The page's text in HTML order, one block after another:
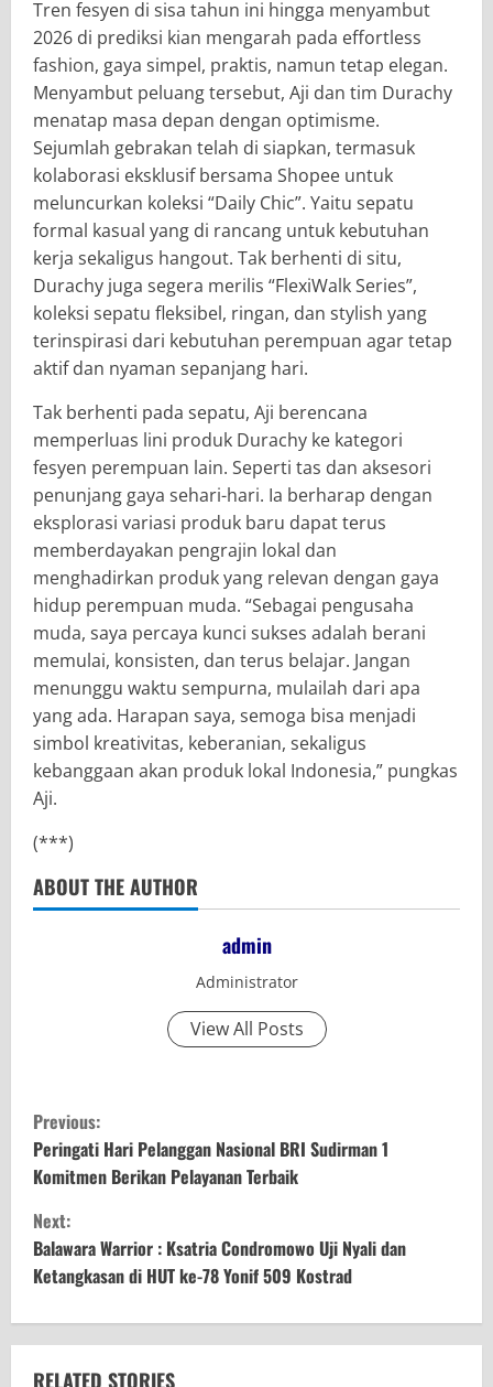
Tren fesyen di sisa tahun ini hingga menyambut
2026 di prediksi kian mengarah pada effortless
fashion, gaya simpel, praktis, namun tetap elegan.
Menyambut peluang tersebut, Aji dan tim Durachy
menatap masa depan dengan optimisme.
Sejumlah gebrakan telah di siapkan, termasuk
kolaborasi eksklusif bersama Shopee untuk
meluncurkan koleksi “Daily Chic”. Yaitu sepatu
formal kasual yang di rancang untuk kebutuhan
kerja sekaligus hangout. Tak berhenti di situ,
Durachy juga segera merilis “FlexiWalk Series”,
koleksi sepatu fleksibel, ringan, dan stylish yang
terinspirasi dari kebutuhan perempuan agar tetap
aktif dan nyaman sepanjang hari.
Tak berhenti pada sepatu, Aji berencana
memperluas lini produk Durachy ke kategori
fesyen perempuan lain. Seperti tas dan aksesori
penunjang gaya sehari-hari. Ia berharap dengan
eksplorasi variasi produk baru dapat terus
memberdayakan pengrajin lokal dan
menghadirkan produk yang relevan dengan gaya
hidup perempuan muda. “Sebagai pengusaha
muda, saya percaya kunci sukses adalah berani
memulai, konsisten, dan terus belajar. Jangan
menunggu waktu sempurna, mulailah dari apa
yang ada. Harapan saya, semoga bisa menjadi
simbol kreativitas, keberanian, sekaligus
kebanggaan akan produk lokal Indonesia,” pungkas
Aji.
(***)
ABOUT THE AUTHOR
admin
Administrator
View All Posts
C
o
n
t
i
n
Previous:
Peringati Hari Pelanggan Nasional BRI Sudirman 1
Komitmen Berikan Pelayanan Terbaik
Next:
Balawara Warrior : Ksatria Condromowo Uji Nyali dan
Ketangkasan di HUT ke-78 Yonif 509 Kostrad
RELATED STORIES